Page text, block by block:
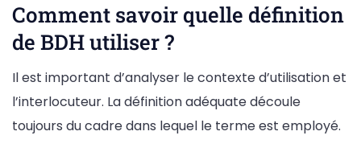
Comment savoir quelle définition
de BDH utiliser ?
Il est important d’analyser le contexte d’utilisation et
l’interlocuteur. La définition adéquate découle
toujours du cadre dans lequel le terme est employé.